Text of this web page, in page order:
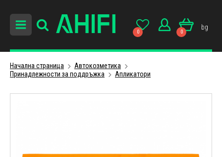
0 0
bg
Начална страница
Автокозметика
Принадлежности за поддръжка
Апликатори